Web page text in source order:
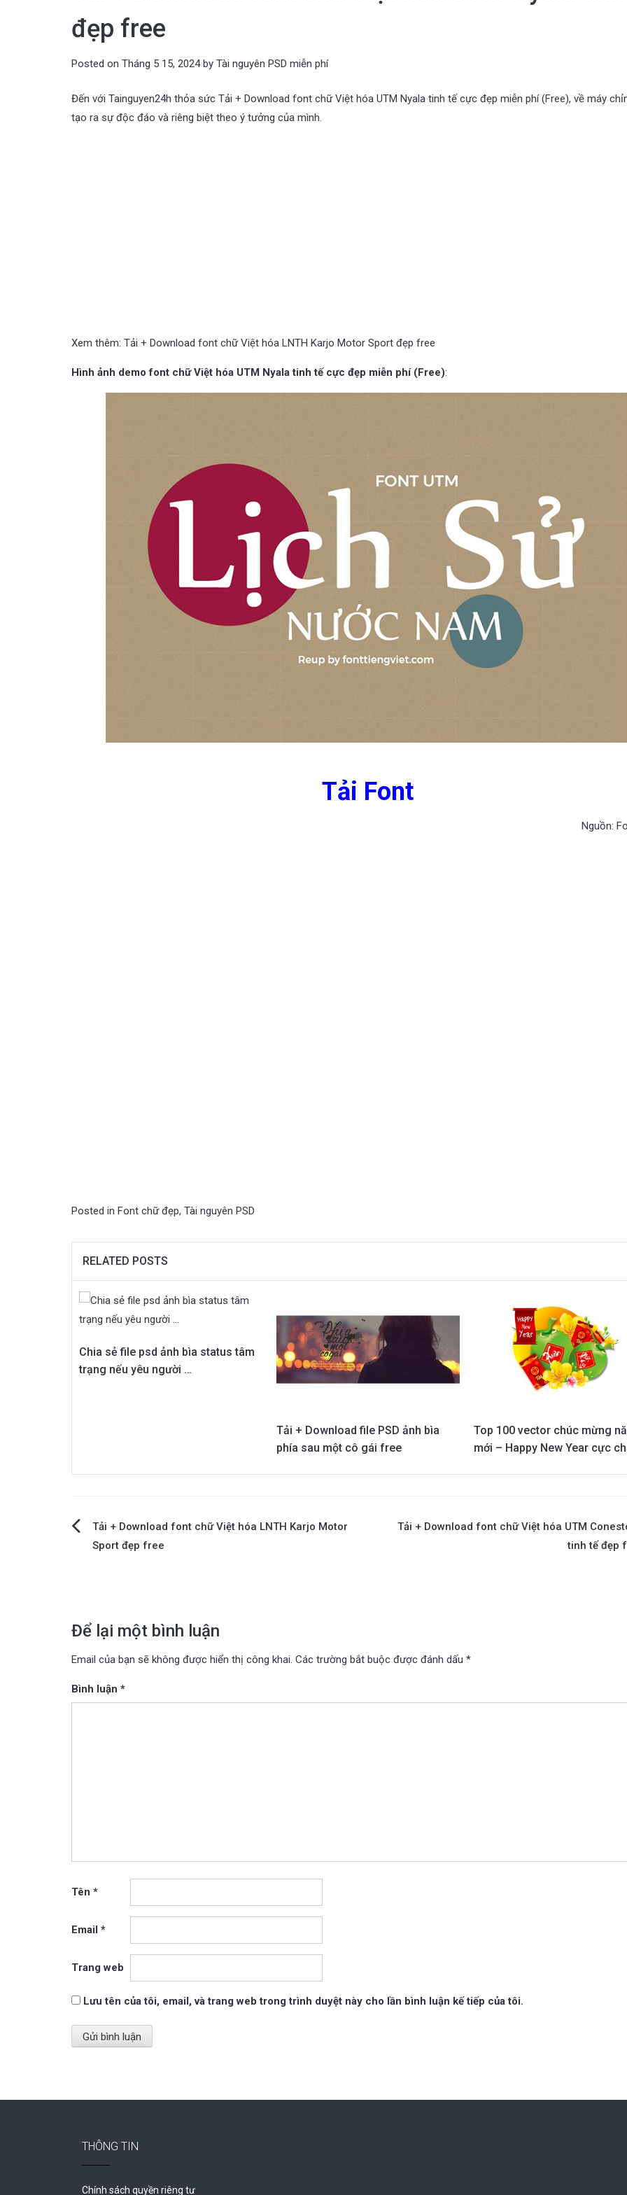
đẹp free
Posted on Tháng 5 15, 2024by Tài nguyên PSD miễn phí
Đến với Tainguyen24h thỏa sức Tải + Download font chữ Việt hóa UTM Nyala tinh tế cực đẹp miễn phí (Free), về máy
tạo ra sự độc đáo và riêng biệt theo ý tưởng của mình.
Xem thêm: Tải + Download font chữ Việt hóa LNTH Karjo Motor Sport đẹp free
Hình ảnh demo font chữ Việt hóa UTM Nyala tinh tế cực đẹp miễn phí (Free):
Tải Font
Nguồn:
Posted in Font chữ đẹp, Tài nguyên PSD
RELATED POSTS
Chia sẻ file psd ảnh bìa status tâm
trạng nếu yêu người …
Tải + Download file PSD ảnh bìa
phía sau một cô gái free
Top 100 vector chúc mừng
mới – Happy New Year cực
Điều
viết
Tải + Download font chữ Việt hóa LNTH Karjo Motor
Sport đẹp free
Tải + Download font chữ Việt hóa UTM
tinh tế đẹp
Để lại một bình luận
Email của bạn sẽ không được hiển thị công khai. Các trường bắt buộc được đánh dấu *
Bình luận *
Tên *
Email *
Trang web
Lưu tên của tôi, email, và trang web trong trình duyệt này cho lần bình luận kế tiếp của tôi.
THÔNG TIN
Chính sách quyền riêng tư